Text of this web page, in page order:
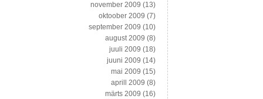
november 2009 (13)
oktoober 2009 (7)
september 2009 (10)
august 2009 (8)
juuli 2009 (18)
juuni 2009 (14)
mai 2009 (15)
aprill 2009 (8)
märts 2009 (16)